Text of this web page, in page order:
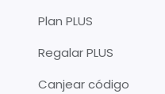
Plan PLUS
Regalar PLUS
Canjear código